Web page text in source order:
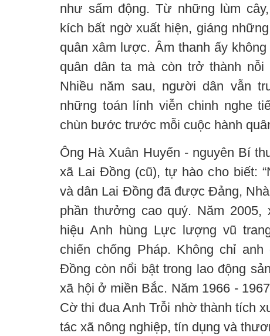
như sấm động. Từ những lùm
kích bất ngờ xuất hiện, giáng
quân xâm lược. Âm thanh ấy
quân dân ta mà còn trở thành
Nhiều năm sau, người dân vẫn
những toán lính viễn chinh nghe
chùn bước trước mỗi cuộc hành
Ông Hà Xuân Huyến - nguyên Bí
xã Lai Đồng (cũ), tự hào cho biết:
và dân Lai Đồng đã được Đảng,
phần thưởng cao quý. Năm 2005,
hiệu Anh hùng Lực lượng vũ
chiến chống Pháp. Không chỉ
Đồng còn nổi bật trong lao động
xã hội ở miền Bắc. Năm 1966 -
Cờ thi đua Anh Trỗi nhờ thành tích
tác xã nông nghiệp, tín dụng và